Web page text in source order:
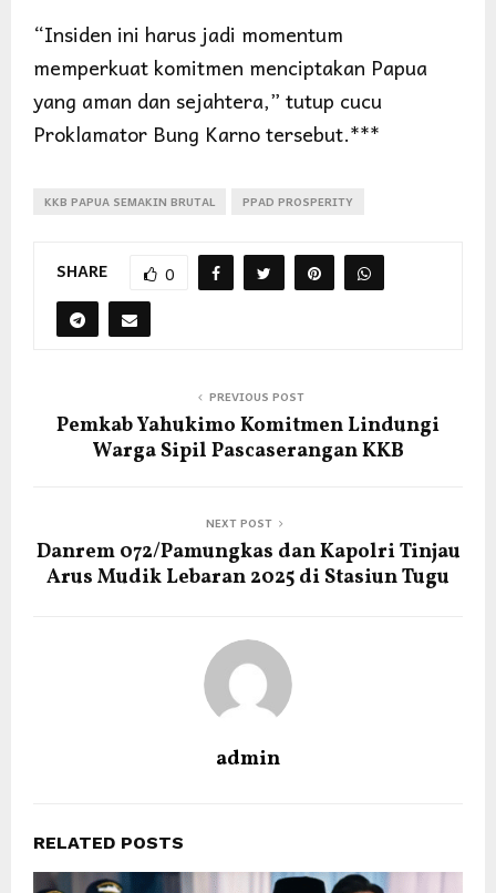
“Insiden ini harus jadi momentum
memperkuat komitmen menciptakan Papua
yang aman dan sejahtera,” tutup cucu
Proklamator Bung Karno tersebut.***
KKB PAPUA SEMAKIN BRUTAL PPAD PROSPERITY
SHARE 0
PREVIOUS POST
Pemkab Yahukimo Komitmen Lindungi
Warga Sipil Pascaserangan KKB
NEXT POST
Danrem 072/Pamungkas dan Kapolri Tinjau
Arus Mudik Lebaran 2025 di Stasiun Tugu
admin
RELATED POSTS